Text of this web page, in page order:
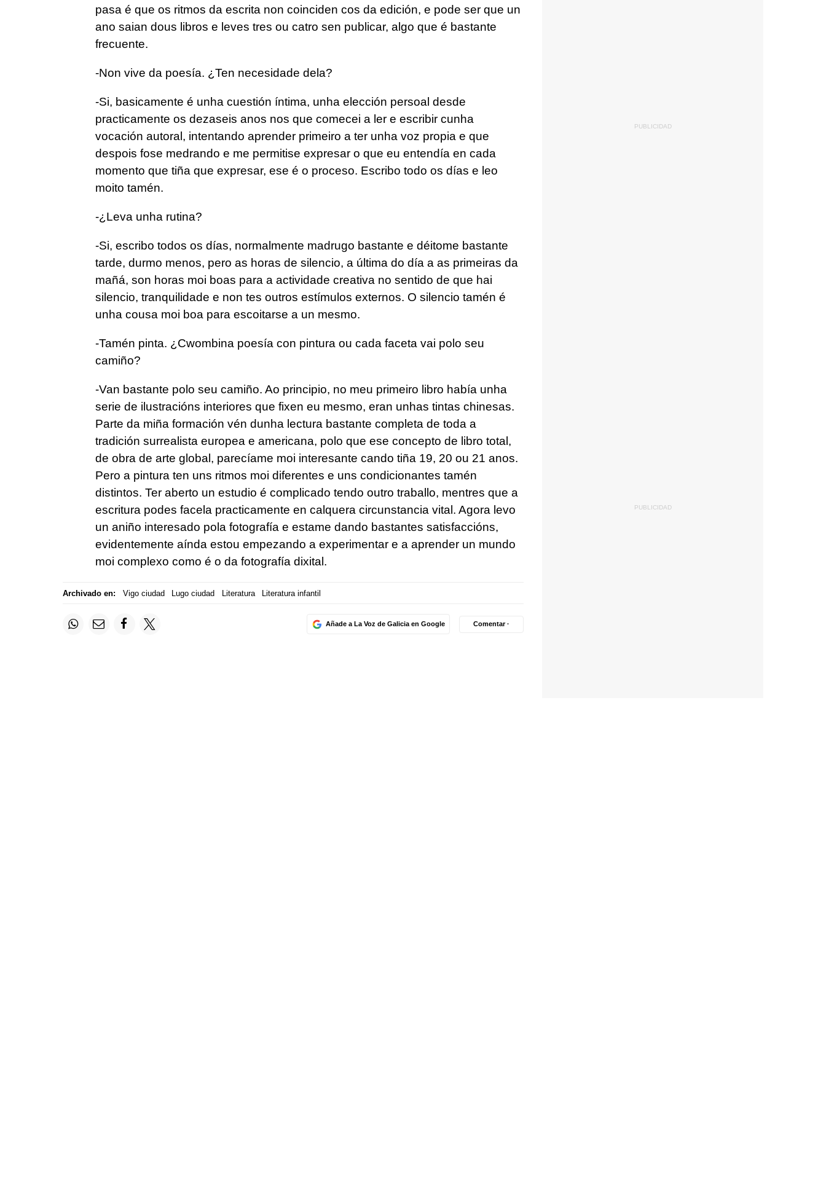
pasa é que os ritmos da escrita non coinciden cos da edición, e pode ser que un
ano saian dous libros e leves tres ou catro sen publicar, algo que é bastante
frecuente.
-Non vive da poesía. ¿Ten necesidade dela?
-Si, basicamente é unha cuestión íntima, unha elección persoal desde
practicamente os dezaseis anos nos que comecei a ler e escribir cunha
vocación autoral, intentando aprender primeiro a ter unha voz propia e que
despois fose medrando e me permitise expresar o que eu entendía en cada
momento que tiña que expresar, ese é o proceso. Escribo todo os días e leo
moito tamén.
-¿Leva unha rutina?
-Si, escribo todos os días, normalmente madrugo bastante e déitome bastante
tarde, durmo menos, pero as horas de silencio, a última do día a as primeiras da
mañá, son horas moi boas para a actividade creativa no sentido de que hai
silencio, tranquilidade e non tes outros estímulos externos. O silencio tamén é
unha cousa moi boa para escoitarse a un mesmo.
-Tamén pinta. ¿Cwombina poesía con pintura ou cada faceta vai polo seu
camiño?
-Van bastante polo seu camiño. Ao principio, no meu primeiro libro había unha
serie de ilustracións interiores que fixen eu mesmo, eran unhas tintas chinesas.
Parte da miña formación vén dunha lectura bastante completa de toda a
tradición surrealista europea e americana, polo que ese concepto de libro total,
de obra de arte global, parecíame moi interesante cando tiña 19, 20 ou 21 anos.
Pero a pintura ten uns ritmos moi diferentes e uns condicionantes tamén
distintos. Ter aberto un estudio é complicado tendo outro traballo, mentres que a
escritura podes facela practicamente en calquera circunstancia vital. Agora levo
un aniño interesado pola fotografía e estame dando bastantes satisfaccións,
evidentemente aínda estou empezando a experimentar e a aprender un mundo
moi complexo como é o da fotografía dixital.
Archivado en: Vigo ciudad Lugo ciudad Literatura Literatura infantil
Añade a La Voz de Galicia en Google Comentar ·